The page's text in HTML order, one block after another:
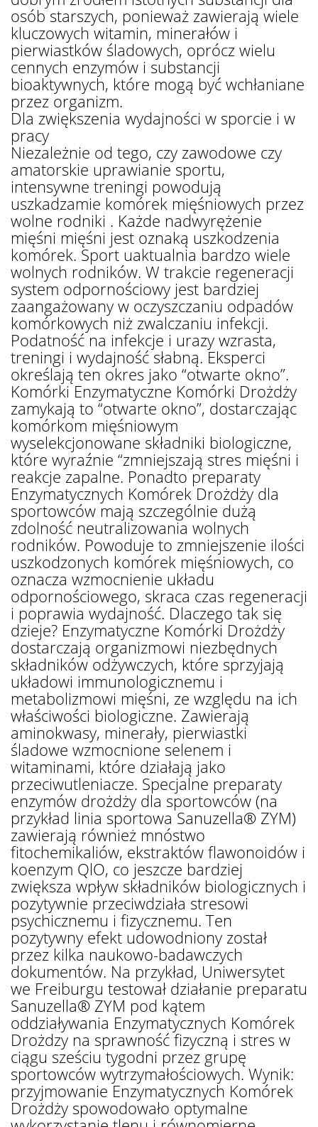
osób starszych, ponieważ zawierają wiele
kluczowych witamin, minerałów i
pierwiastków śladowych, oprócz wielu
cennych enzymów i substancji
bioaktywnych, które mogą być wchłaniane
przez organizm.
Dla zwiększenia wydajności w sporcie i w
pracy
Niezależnie od tego, czy zawodowe czy
amatorskie uprawianie sportu,
intensywne treningi powodują
uszkadzamie komórek mięśniowych przez
wolne rodniki . Każde nadwyrężenie
mięśni mięśni jest oznaką uszkodzenia
komórek. Sport uaktualnia bardzo wiele
wolnych rodników. W trakcie regeneracji
system odpornościowy jest bardziej
zaangażowany w oczyszczaniu odpadów
komórkowych niż zwalczaniu infekcji.
Podatność na infekcje i urazy wzrasta,
treningi i wydajność słabną. Eksperci
określają ten okres jako “otwarte okno”.
Komórki Enzymatyczne Komórki Drożdży
zamykają to “otwarte okno”, dostarczając
komórkom mięśniowym
wyselekcjonowane składniki biologiczne,
które wyraźnie “zmniejszają stres mięśni i
reakcje zapalne. Ponadto preparaty
Enzymatycznych Komórek Drożdży dla
sportowców mają szczególnie dużą
zdolność neutralizowania wolnych
rodników. Powoduje to zmniejszenie ilości
uszkodzonych komórek mięśniowych, co
oznacza wzmocnienie układu
odpornościowego, skraca czas regeneracji
i poprawia wydajność. Dlaczego tak się
dzieje? Enzymatyczne Komórki Drożdży
dostarczają organizmowi niezbędnych
składników odżywczych, które sprzyjają
układowi immunologicznemu i
metabolizmowi mięśni, ze względu na ich
właściwości biologiczne. Zawierają
aminokwasy, minerały, pierwiastki
śladowe wzmocnione selenem i
witaminami, które działają jako
przeciwutleniacze. Specjalne preparaty
enzymów drożdży dla sportowców (na
przykład linia sportowa Sanuzella® ZYM)
zawierają również mnóstwo
fitochemikaliów, ekstraktów flawonoidów i
koenzym QlO, co jeszcze bardziej
zwiększa wpływ składników biologicznych i
pozytywnie przeciwdziała stresowi
psychicznemu i fizycznemu. Ten
pozytywny efekt udowodniony został
przez kilka naukowo-badawczych
dokumentów. Na przykład, Uniwersytet
we Freiburgu testował działanie preparatu
Sanuzella® ZYM pod kątem
oddziaływania Enzymatycznych Komórek
Drożdzy na sprawność fizyczną i stres w
ciągu sześciu tygodni przez grupę
sportowców wytrzymałościowych. Wynik:
przyjmowanie Enzymatycznych Komórek
Drożdży spowodowało optymalne